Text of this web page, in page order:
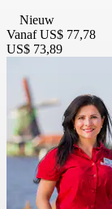
Nieuw
Vanaf US$ 77,78
US$ 73,89